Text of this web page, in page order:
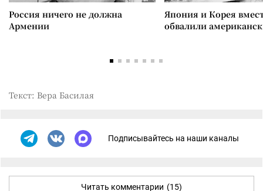
Россия ничего не должна
Армении
Япония и Корея
обвалили
Текст: Вера Басилая
Подписывайтесь на наши каналы
Читать комментарии (15)